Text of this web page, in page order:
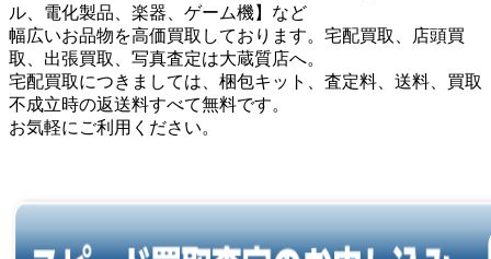
ル、電化製品、楽器、ゲーム機】など
幅広いお品物を高価買取しております。宅配買取、店頭買
取、出張買取、写真査定は大蔵質店へ。
宅配買取につきましては、梱包キット、査定料、送料、買取
不成立時の返送料すべて無料です。
お気軽にご利用ください。